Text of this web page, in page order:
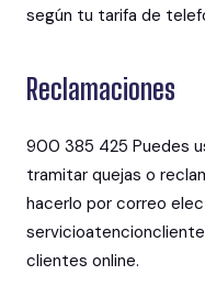
según tu tarifa de
Reclamaciones
900 385 425 Puedes
tramitar quejas o
hacerlo por correo
clientes online.